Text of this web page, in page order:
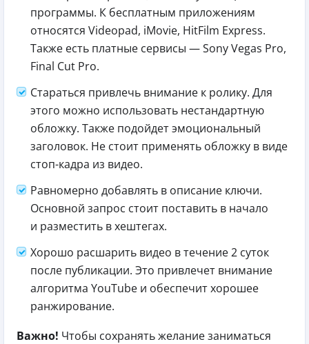
программы. К бесплатным приложениям
относятся Videopad, iMovie, HitFilm Express.
Также есть платные сервисы — Sony Vegas Pro,
Final Cut Pro.
Стараться привлечь внимание к ролику. Для
этого можно использовать нестандартную
обложку. Также подойдет эмоциональный
заголовок. Не стоит применять обложку в виде
стоп-кадра из видео.
Равномерно добавлять в описание ключи.
Основной запрос стоит поставить в начало
и разместить в хештегах.
Хорошо расшарить видео в течение 2 суток
после публикации. Это привлечет внимание
алгоритма YouTube и обеспечит хорошее
ранжирование.
Важно! Чтобы сохранять желание заниматься